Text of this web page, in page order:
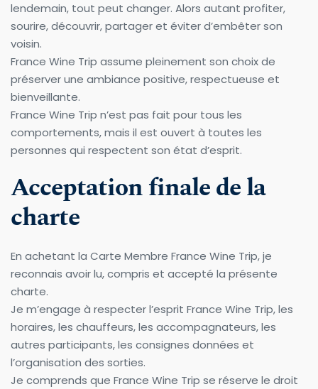
lendemain, tout peut changer. Alors autant profiter,
sourire, découvrir, partager et éviter d’embêter son
voisin.
France Wine Trip assume pleinement son choix de
préserver une ambiance positive, respectueuse et
bienveillante.
France Wine Trip n’est pas fait pour tous les
comportements, mais il est ouvert à toutes les
personnes qui respectent son état d’esprit.
Acceptation finale de la
charte
En achetant la Carte Membre France Wine Trip, je
reconnais avoir lu, compris et accepté la présente
charte.
Je m’engage à respecter l’esprit France Wine Trip, les
horaires, les chauffeurs, les accompagnateurs, les
autres participants, les consignes données et
l’organisation des sorties.
Je comprends que France Wine Trip se réserve le droit